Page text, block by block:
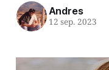
Andres
12 sep. 2023